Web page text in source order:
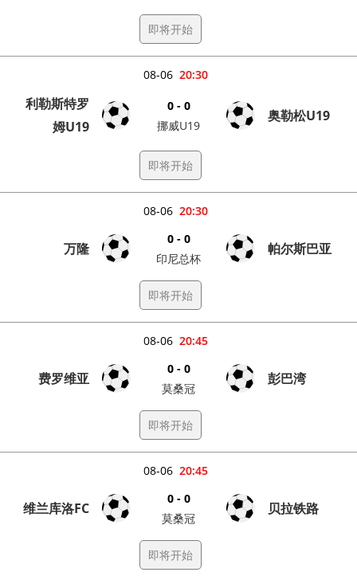
即将开始
20:30
08-06
利勒斯特罗
姆U19
0 - 0
挪威U19
奥勒松U19
即将开始
20:30
08-06
万隆
0 - 0
印尼总杯
帕尔斯巴亚
即将开始
20:45
08-06
费罗维亚
0 - 0
莫桑冠
彭巴湾
即将开始
20:45
08-06
维兰库洛FC
0 - 0
莫桑冠
贝拉铁路
即将开始